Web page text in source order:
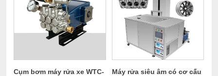
Cụm bơm máy rửa xe WTC-
Máy rửa siêu âm có cơ cấu